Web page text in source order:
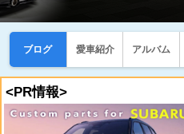
ブログ 愛車紹介 アルバム
<PR情報>